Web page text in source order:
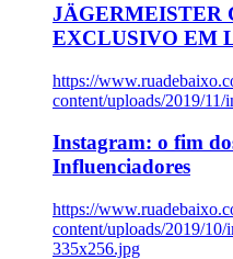
JÄGERMEISTER
EXCLUSIVO EM
https://
content/uploads/2019/
Instagram: o fim
Influenciadores
https://
content/uploads/2019/
335x256.jpg